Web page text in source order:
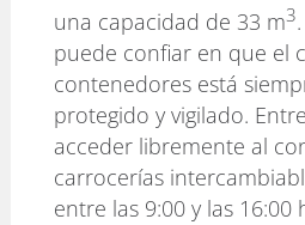
una capacidad de 33 m3
puede confiar en que el
contenedores está
protegido y vigilado.
acceder libremente al
carrocerías
entre las 9:00 y las 16:00